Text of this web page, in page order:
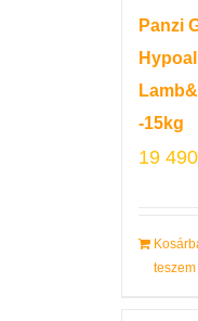
Panzi
-15kg
19 490
teszem